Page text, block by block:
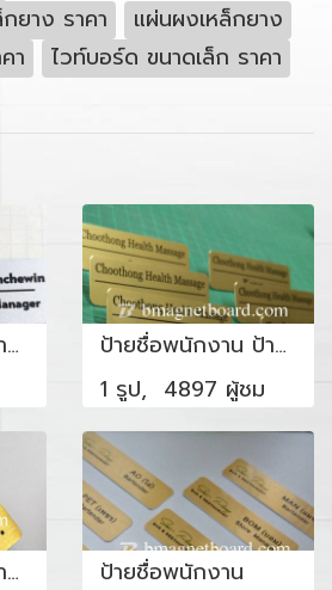
ยาง ราคา
แผ่นผงเหล็กยาง
า
ไวท์บอร์ด ขนาดเล็ก ราคา
ป้ายชื่อพนักงาน ป้ายชื่อผู้จัดการ
ป้ายชื่อพนักงาน ป้ายชื่อพนักงานร้านนวดเพื่อสุขภาพ
1 รูป, 4897 ผู้ชม
ป้ายชื่อพนักงาน ป้ายชื่อบุคคล
ป้ายชื่อพนักงาน